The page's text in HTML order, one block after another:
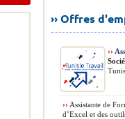
›› Offres
››
›› Assistante de
d’Excel et des